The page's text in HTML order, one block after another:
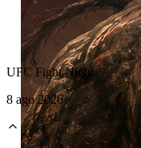
UFC Fight Night
8 ago 2026